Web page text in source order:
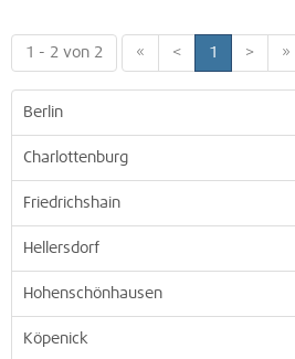
1 - 2 von 2 « < 1 > »
Berlin
Charlottenburg
Friedrichshain
Hellersdorf
Hohenschönhausen
Köpenick